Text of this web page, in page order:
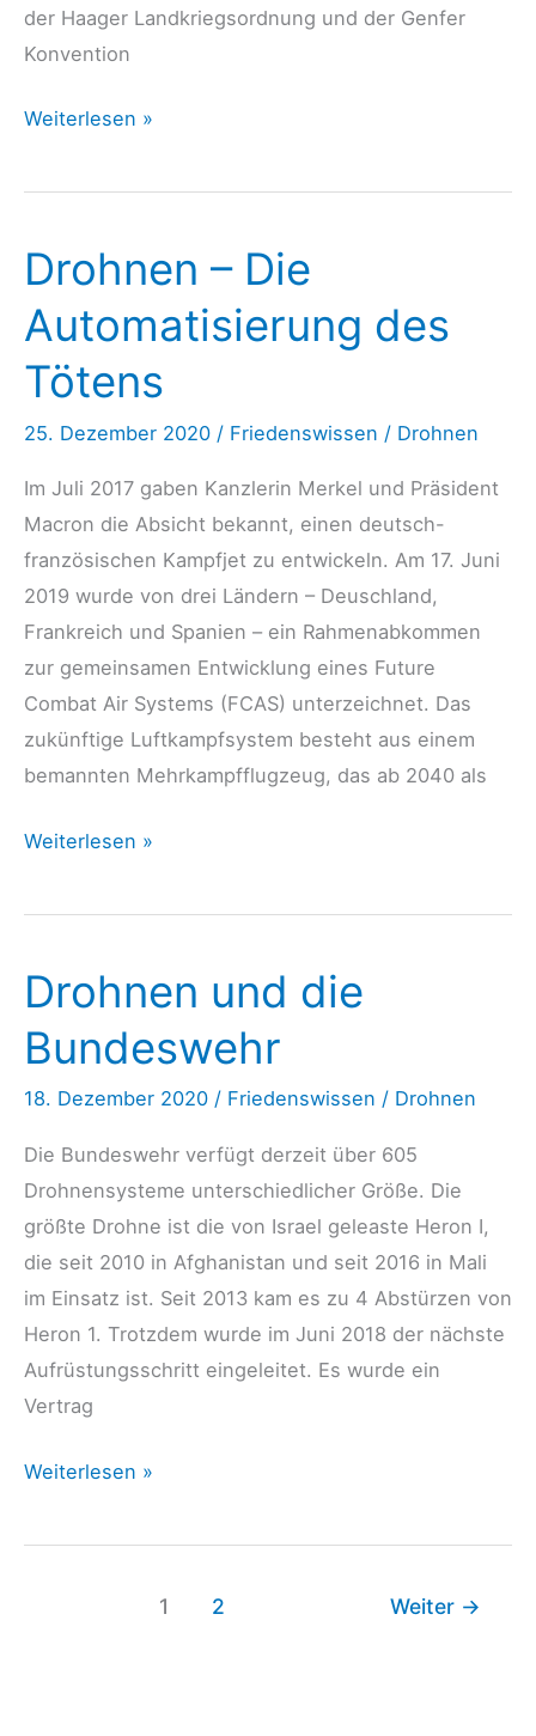
der Haager Landkriegsordnung und der Genfer
Konvention
Völker-
menschenrechtliche
sowie
Bedenken
beim
Einsatz
vorn
Kampfdrohnen
Weiterlesen »
Drohnen – Die
Automatisierung des
Tötens
25. Dezember 2020 / Friedenswissen / Drohnen
Im Juli 2017 gaben Kanzlerin Merkel und Präsident
Macron die Absicht bekannt, einen deutsch-
französischen Kampfjet zu entwickeln. Am 17. Juni
2019 wurde von drei Ländern – Deuschland,
Frankreich und Spanien – ein Rahmenabkommen
zur gemeinsamen Entwicklung eines Future
Combat Air Systems (FCAS) unterzeichnet. Das
zukünftige Luftkampfsystem besteht aus einem
bemannten Mehrkampfflugzeug, das ab 2040 als
Drohnen
Die
des
Weiterlesen »
Drohnen und die
Bundeswehr
18. Dezember 2020 / Friedenswissen / Drohnen
Die Bundeswehr verfügt derzeit über 605
Drohnensysteme unterschiedlicher Größe. Die
größte Drohne ist die von Israel geleaste Heron I,
die seit 2010 in Afghanistan und seit 2016 in Mali
im Einsatz ist. Seit 2013 kam es zu 4 Abstürzen von
Heron 1. Trotzdem wurde im Juni 2018 der nächste
Aufrüstungsschritt eingeleitet. Es wurde ein
Vertrag
Drohnen
die
Weiterlesen »
1 2 Weiter →